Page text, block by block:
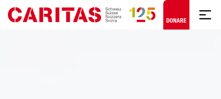
Skip to content
DONARE